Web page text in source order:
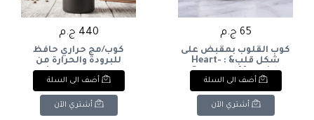
65 ج.م
كوب القلوب بمقبض على
شكل قلب& : Heart-
Patterned Mug with
Heart-Shaped Handle.
أضف الى السلة
أشتري الآن
440 ج.م
كوب/مج حراري حافظ
للبرودة والحرارة من
الستانلس ستيل (لون
أسود مطفي). & : Matte
Black Stainless Steel
Insulated Travel Mug /
Thermal Flask
أضف الى السلة
أشتري الآن